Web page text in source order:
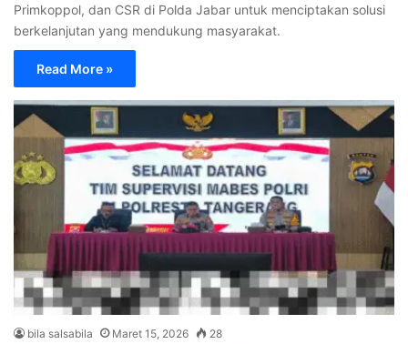
Primkoppol, dan CSR di Polda Jabar untuk menciptakan solusi
berkelanjutan yang mendukung masyarakat.
Read More »
bila salsabila Maret 15, 2026 28